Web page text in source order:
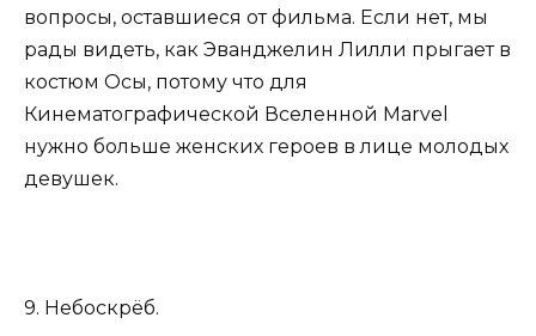
вопросы, оставшиеся от фильма. Если нет, мы
рады видеть, как Эванджелин Лилли прыгает в
костюм Осы, потому что для
Кинематографической Вселенной Marvel
нужно больше женских героев в лице молодых
девушек.
9. Небоскрёб.